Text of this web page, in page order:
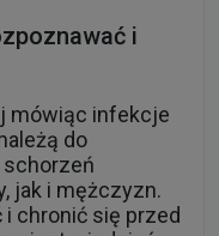
i
mówiąc infekcje
do
jak i mężczyzn.
chronić się przed